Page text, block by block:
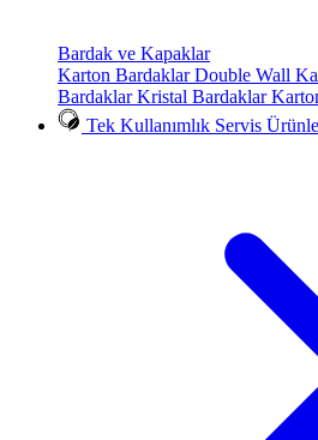
Bardak ve Kapaklar
Karton BardaklarDouble Wall
BardaklarKristal Bardaklar
Tek Kullanımlık Servis